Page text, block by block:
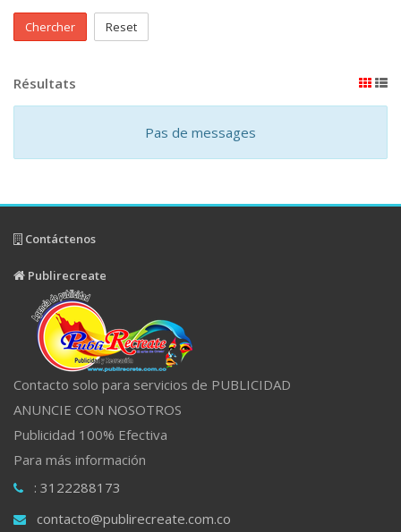
Chercher Reset
Résultats
Pas de messages
Contáctenos
Publirecreate
Contacto solo para servicios de PUBLICIDAD
ANUNCIE CON NOSOTROS
Publicidad 100% Efectiva
Para más información
: 3122288173
contacto@publirecreate.com.co